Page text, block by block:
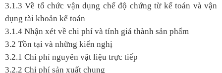
3.1.3 Về tổ chức vận dụng chế độ chứng từ kế toán và vận
dụng tài khoản kế toán
3.1.4 Nhận xét về chi phí và tính giá thành sản phẩm
3.2 Tồn tại và những kiến nghị
3.2.1 Chi phí nguyên vật liệu trực tiếp
3.2.2 Chi phí sản xuất chung